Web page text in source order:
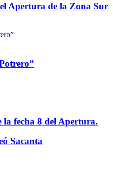
Apertura de la Zona Sur
la fecha 8 del Apertura.
Sacanta